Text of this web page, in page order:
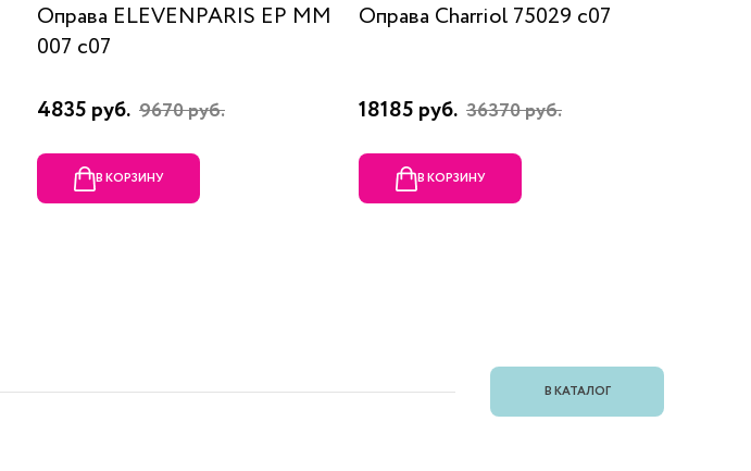
Оправа ELEVENPARIS EP MM
007 c07
4835 руб. 9670 руб.
В КОРЗИНУ
Оправа Charriol 75029 c07
18185 руб. 36370 руб.
В КОРЗИНУ
В КАТАЛОГ